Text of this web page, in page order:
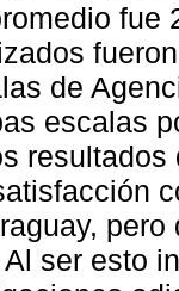
fue
de
escalas
ser esto